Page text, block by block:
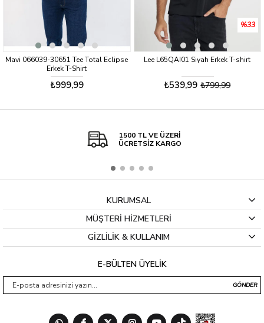
Eclipse Lee L65QAI01 Siyah Erkek T-shirt
₺539,99
%33
Mavi 0655720 Erkek T-Shirt
₺369,99
1500 TL VE ÜZERİ
ÜCRETSİZ KARGO
KURUMSAL
MÜŞTERİ HİZMETLERİ
GİZLİLİK & KULLANIM
E-BÜLTEN ÜYELİK
GÖNDER